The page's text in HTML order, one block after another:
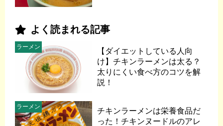
よく読まれる記事
【ダイエットしている人向
け】チキンラーメンは太る？
太りにくい食べ方のコツを解
説！
ラーメン
チキンラーメンは栄養食品だ
った！チキンヌードルのアレ
ラーメン